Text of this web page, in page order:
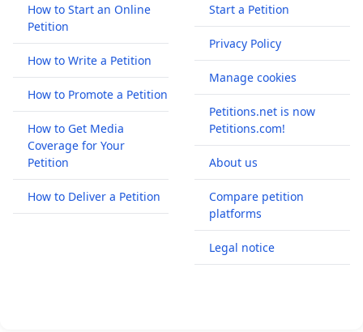
How to Start an Online
Petition
How to Write a Petition
How to Promote a Petition
How to Get Media
Coverage for Your
Petition
How to Deliver a Petition
Start a Petition
Privacy Policy
Manage cookies
Petitions.net is now
Petitions.com!
About us
Compare petition
platforms
Legal notice